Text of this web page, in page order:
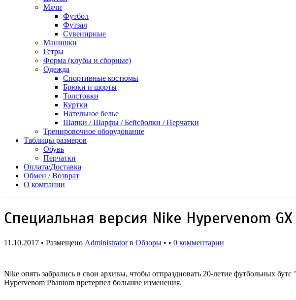
Мячи
Футбол
Футзал
Сувенирные
Манишки
Гетры
Форма (клубы и сборные)
Одежда
Спортивные костюмы
Брюки и шорты
Толстовки
Куртки
Нательное белье
Шапки / Шарфы / Бейсболки / Перчатки
Тренировочное оборудование
Таблицы размеров
Обувь
Перчатки
Оплата/Доставка
Обмен / Возврат
О компании
Специальная версия Nike Hypervenom GX
11.10.2017 • Размещено Administratorв Обзоры • • 0 комментарии
Nike опять забрались в свои архивы, чтобы отпраздновать 20-летие футбольных
Hypervenom Phantom претерпел большие изменения.